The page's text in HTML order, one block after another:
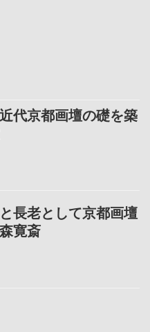
代京都画壇の礎を築
長老として京都画壇
寛斎